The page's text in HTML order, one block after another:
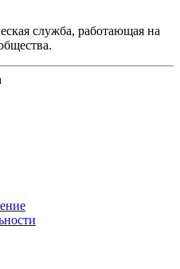
служба, работающая на